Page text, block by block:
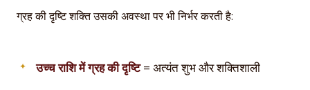
ग्रह की दृष्टि शक्ति उसकी अवस्था पर भी निर्भर करती है:
उच्च राशि में ग्रह की दृष्टि= अत्यंत शुभ और शक्तिशाली